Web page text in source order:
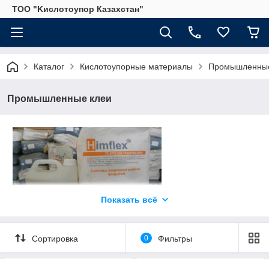
ТОО "Kислoтoупoр Казахстaн"
Каталог Кислотоупорные материалы
Промышленные клеи
Показать всё
Сортировка 0 Фильтры